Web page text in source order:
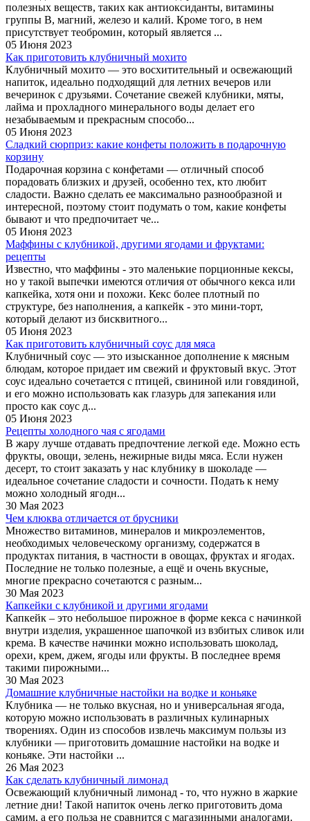
полезных веществ, таких как антиоксиданты, витамины
группы B, магний, железо и калий. Кроме того, в нем
присутствует теобромин, который является ...
05 Июня 2023
Как приготовить клубничный мохито
Клубничный мохито — это восхитительный и освежающий
напиток, идеально подходящий для летних вечеров или
вечеринок с друзьями. Сочетание свежей клубники, мяты,
лайма и прохладного минерального воды делает его
незабываемым и прекрасным способо...
05 Июня 2023
Сладкий сюрприз: какие конфеты положить в подарочную
корзину
Подарочная корзина с конфетами — отличный способ
порадовать близких и друзей, особенно тех, кто любит
сладости. Важно сделать ее максимально разнообразной и
интересной, поэтому стоит подумать о том, какие конфеты
бывают и что предпочитает че...
05 Июня 2023
Маффины с клубникой, другими ягодами и фруктами:
рецепты
Известно, что маффины - это маленькие порционные кексы,
но у такой выпечки имеются отличия от обычного кекса или
капкейка, хотя они и похожи. Кекс более плотный по
структуре, без наполнения, а капкейк - это мини-торт,
который делают из бисквитного...
05 Июня 2023
Как приготовить клубничный соус для мяса
Клубничный соус — это изысканное дополнение к мясным
блюдам, которое придает им свежий и фруктовый вкус. Этот
соус идеально сочетается с птицей, свининой или говядиной,
и его можно использовать как глазурь для запекания или
просто как соус д...
05 Июня 2023
Рецепты холодного чая с ягодами
В жару лучше отдавать предпочтение легкой еде. Можно есть
фрукты, овощи, зелень, нежирные виды мяса. Если нужен
десерт, то стоит заказать у нас клубнику в шоколаде —
идеальное сочетание сладости и сочности. Подать к нему
можно холодный ягодн...
30 Мая 2023
Чем клюква отличается от брусники
Множество витаминов, минералов и микроэлементов,
необходимых человеческому организму, содержатся в
продуктах питания, в частности в овощах, фруктах и ягодах.
Последние не только полезные, а ещё и очень вкусные,
многие прекрасно сочетаются с разным...
30 Мая 2023
Капкейки с клубникой и другими ягодами
Капкейк – это небольшое пирожное в форме кекса с начинкой
внутри изделия, украшенное шапочкой из взбитых сливок или
крема. В качестве начинки можно использовать шоколад,
орехи, крем, джем, ягоды или фрукты. В последнее время
такими пирожными...
30 Мая 2023
Домашние клубничные настойки на водке и коньяке
Клубника — не только вкусная, но и универсальная ягода,
которую можно использовать в различных кулинарных
творениях. Один из способов извлечь максимум пользы из
клубники — приготовить домашние настойки на водке и
коньяке. Эти настойки ...
26 Мая 2023
Как сделать клубничный лимонад
Освежающий клубничный лимонад - то, что нужно в жаркие
летние дни! Такой напиток очень легко приготовить дома
самим, а его польза не сравнится с магазинными аналогами.